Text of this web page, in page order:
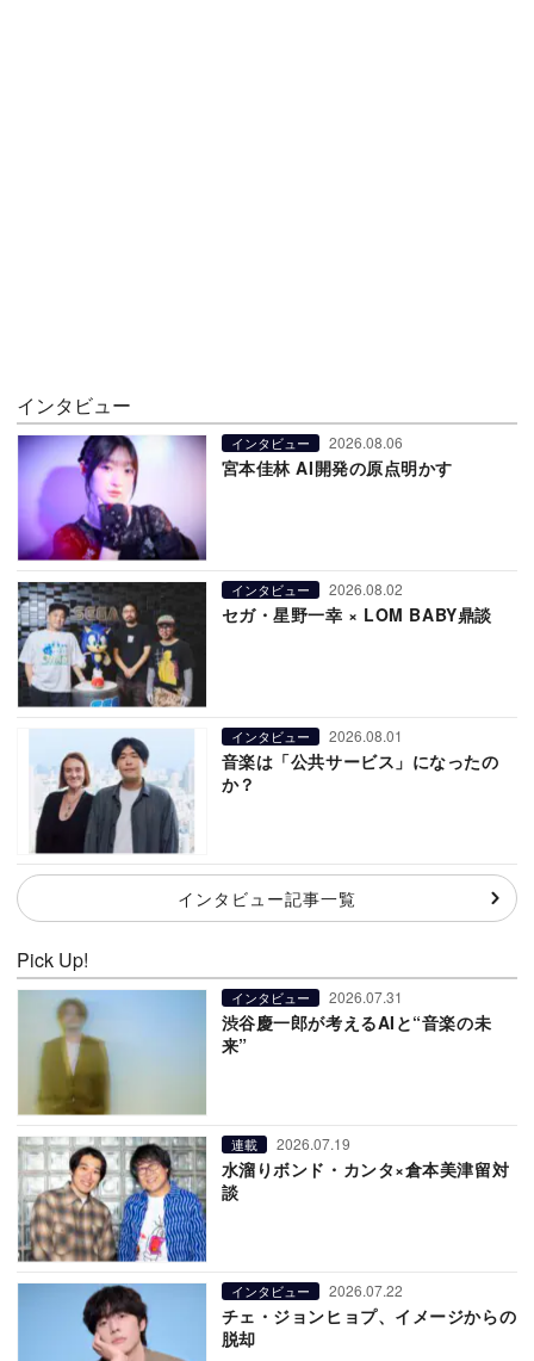
インタビュー
インタビュー 2026.08.06
宮本佳林 AI開発の原点明かす
インタビュー 2026.08.02
セガ・星野一幸 × LOM BABY鼎談
インタビュー 2026.08.01
音楽は「公共サービス」になったの
か？
インタビュー記事一覧
Pick Up!
インタビュー 2026.07.31
渋谷慶一郎が考えるAIと“音楽の未
来”
連載 2026.07.19
水溜りボンド・カンタ×倉本美津留対
談
インタビュー 2026.07.22
チェ・ジョンヒョプ、イメージからの
脱却